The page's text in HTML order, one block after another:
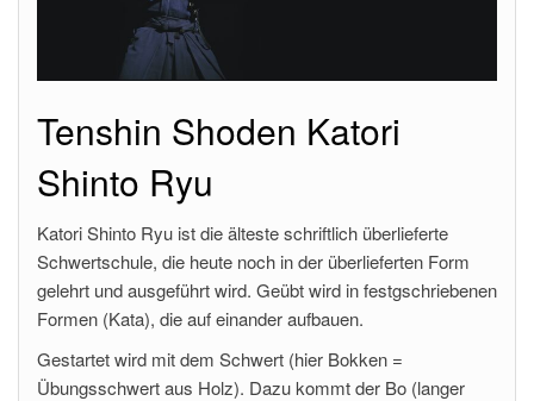
Tenshin Shoden Katori
Shinto Ryu
Katori Shinto Ryu ist die älteste schriftlich überlieferte
Schwertschule, die heute noch in der überlieferten Form
gelehrt und ausgeführt wird. Geübt wird in festgschriebenen
Formen (Kata), die auf einander aufbauen.
Gestartet wird mit dem Schwert (hier Bokken =
Übungsschwert aus Holz). Dazu kommt der Bo (langer